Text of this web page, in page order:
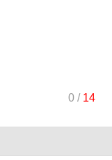
0 / 14